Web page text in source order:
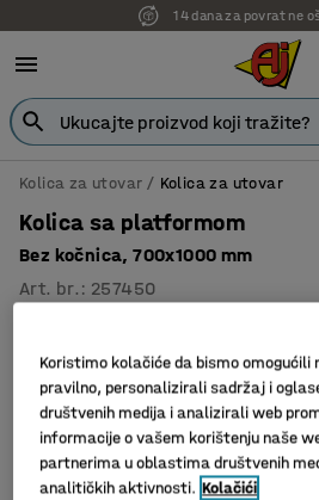
14 dana za povrat ne
Kolica za utovar Kolica za utovar
Kolica sa platformom
Bez kočnica, 700x1000 mm
Art. br. : 257450
Koristimo kolačiće da bismo omogućili
pravilno, personalizirali sadržaj i
društvenih medija i analizirali web
informacije o vašem korištenju naše
partnerima u oblastima društvenih
analitičkih aktivnosti. Kolačići